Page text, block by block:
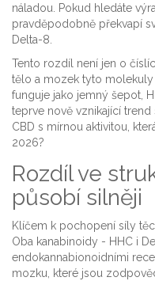
náladou. Pokud hledáte
pravděpodobně překvapí
Delta-8.
Tento rozdíl není jen o
tělo a mozek tyto
funguje jako jemný šepot,
teprve nově vznikající trend
CBD s mírnou aktivitou,
2026?
Rozdíl ve
působí silněji
Klíčem k pochopení síly
Oba kanabinoidy - HHC i
endokannabionoidními
mozku, které jsou